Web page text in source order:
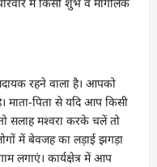
रहने वाला है। आपको
माता-पिता से यदि आप किसी
सलाह मश्वरा करके चलें तो
में बेवजह का लड़ाई झगड़ा
लगाएं। कार्यक्षेत्र में आप